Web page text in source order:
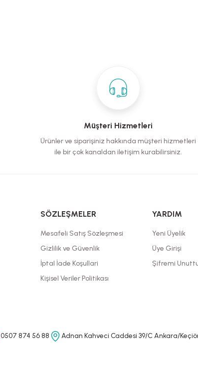
Müşteri Hizmetleri
Ürünler ve siparişiniz hakkında müşteri hizmetleri
ile bir çok kanaldan iletişim kurabilirsiniz.
SÖZLEŞMELER
Mesafeli Satış Sözleşmesi
Gizlilik ve Güvenlik
İptal İade Koşullari
Kişisel Veriler Politikası
YARDIM
Yeni Üyelik
Üye Girişi
Şifremi
0507 874 56 88 Adnan Kahveci Caddesi 39/C Ankara/